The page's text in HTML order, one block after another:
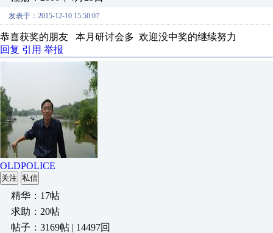
发表于：2015-12-10 15:50:07
恭喜获奖的朋友 本月研讨会多 欢迎没中奖的继续努力
回复 引用 举报
OLDPOLICE
关注 私信
精华：17帖
求助：20帖
帖子：3169帖 | 14497回